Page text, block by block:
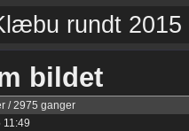
rundt 2015
bildet
/ 2975 ganger
11:49